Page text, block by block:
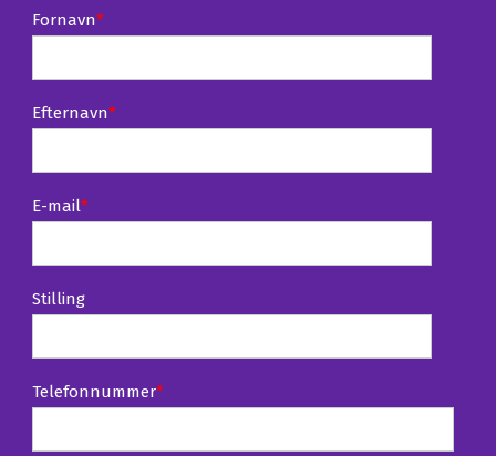
Fornavn*
Efternavn*
E-mail*
Stilling
Telefonnummer*